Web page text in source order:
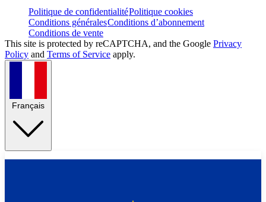
Politique de confidentialitéPolitique cookies
Conditions généralesConditions d’abonnement
Conditions de vente
This site is protected by reCAPTCHA, and the Google Privacy
Policy and Terms of Service apply.
Français